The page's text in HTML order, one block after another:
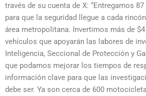
través de su cuenta de X: “Entregamos
para que la seguridad llegue a cada
área metropolitana. Invertimos más de
vehículos que apoyarán las labores de
Inteligencia, Seccional de Protección y
que podamos mejorar los tiempos de
información clave para que las
debe ser. Ya son cerca de 600